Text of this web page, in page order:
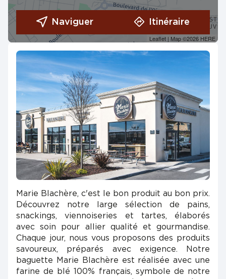
Leaflet | Map ©2026 HERE
Naviguer Itinéraire
Marie Blachère, c'est le bon produit au bon prix.
Découvrez notre large sélection de pains,
snackings, viennoiseries et tartes, élaborés
avec soin pour allier qualité et gourmandise.
Chaque jour, nous vous proposons des produits
savoureux, préparés avec exigence. Notre
baguette Marie Blachère est réalisée avec une
farine de blé 100% français, symbole de notre